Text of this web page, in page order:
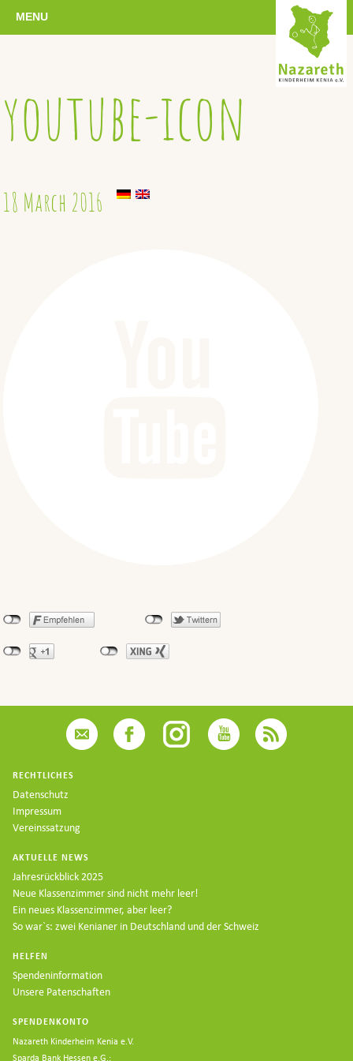
MENU
youtube-icon
18 March 2016
RECHTLICHES
Datenschutz
Impressum
Vereinssatzung
AKTUELLE NEWS
Jahresrückblick 2025
Neue Klassenzimmer sind nicht mehr leer!
Ein neues Klassenzimmer, aber leer?
So war`s: zwei Kenianer in Deutschland und der Schweiz
HELFEN
Spendeninformation
Unsere Patenschaften
SPENDENKONTO
Nazareth Kinderheim Kenia e.V.
Sparda Bank Hessen e.G.;